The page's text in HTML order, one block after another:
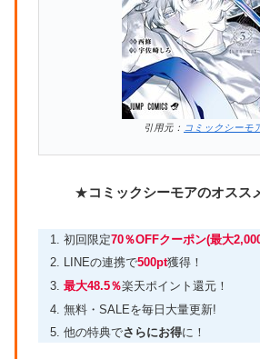
引用元： コミックシーモ
★コミックシーモアのオス
初回限定70％OFFクーポン(最大
LINEの連携で500pt獲得！
最大48.5％楽天ポイント還元！
無料・SALEを毎日大量更新!
他の特典でさらにお得に！